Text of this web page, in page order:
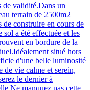
de validité.Dans un
terrain de 2500m2
construire en cours de
a été effectuée et les
en bordure de la
situé hors
d'une belle luminosité
vie calme et serein,
le dernier à
manquez pas cette